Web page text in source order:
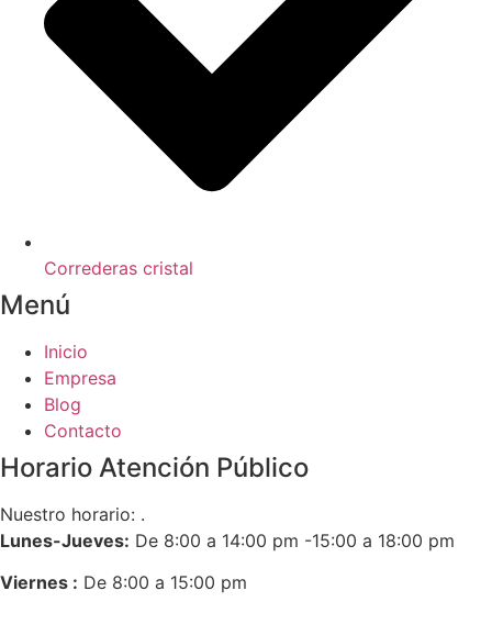
Correderas cristal
Menú
Inicio
Empresa
Blog
Contacto
Horario Atención Público
Nuestro horario: .
Lunes-Jueves: De 8:00 a 14:00 pm -15:00 a 18:00 pm
Viernes : De 8:00 a 15:00 pm